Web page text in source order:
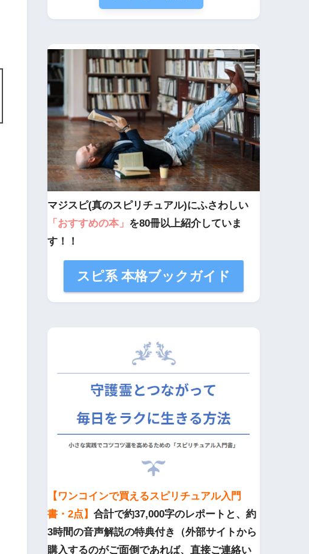
マジスピ(真のスピリチュアル)にふさわしい
「おすすめの本」 を80冊以上紹介していま
す！！
スピ系 本格ブックガイド
【ワンコインで買えるスピリチュアル入門
書・2点】 合計で約37,000字のレポートと、約
3時間の音声解説の特典付き（外部サイトから
購入するのがご面倒であれば、直接ご連絡い